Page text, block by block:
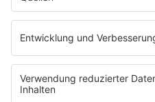
Wie steigert ein Website-
Baukasten deine Präsenz
online?